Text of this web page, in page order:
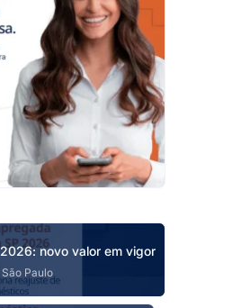
novo valor em vigor
São Paulo